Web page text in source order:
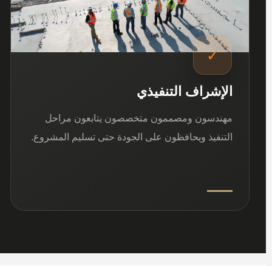
✓
الإشراف التنفيذي
مهندسون ومصممون متخصصون يتابعون مراحل
التنفيذ ويحافظون على الجودة حتى تسليم المشروع.